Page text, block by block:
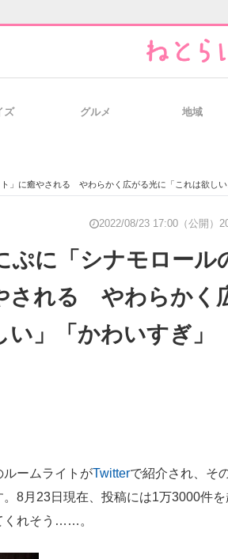
製品の総合サイト IT製品の技術・比較・
ズ グルメ 地域
」に癒やされる やわらかく広がる光に「これは欲しい
2022/08/23 17:00（公開）
ぷに「シナモロール
される やわらかく
い」「かわいすぎ」
ームライトがTwitterで紹介され、そ
8月23日現在、投稿には1万3000件
くれそう……。